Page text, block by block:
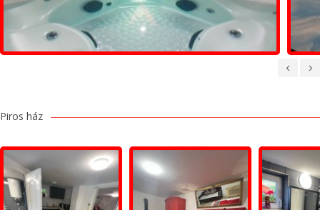
/
Piros ház